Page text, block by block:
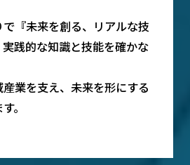
『未来を創る、リアルな技
践的な知識と技能を確かな
業を支え、未来を形にする
。